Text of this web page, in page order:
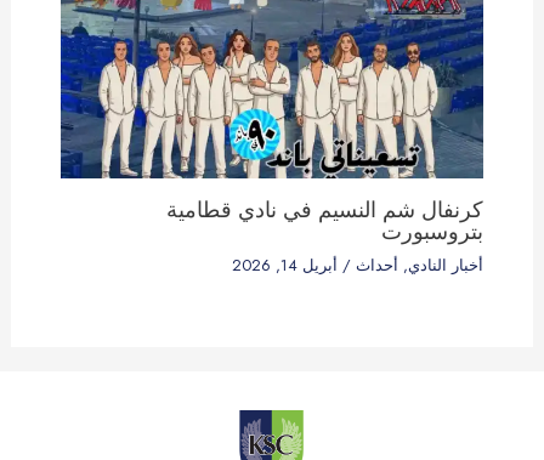
كرنفال شم النسيم في نادي قطامية
بتروسبورت
أخبار النادي, أحداث/ أبريل 14, 2026